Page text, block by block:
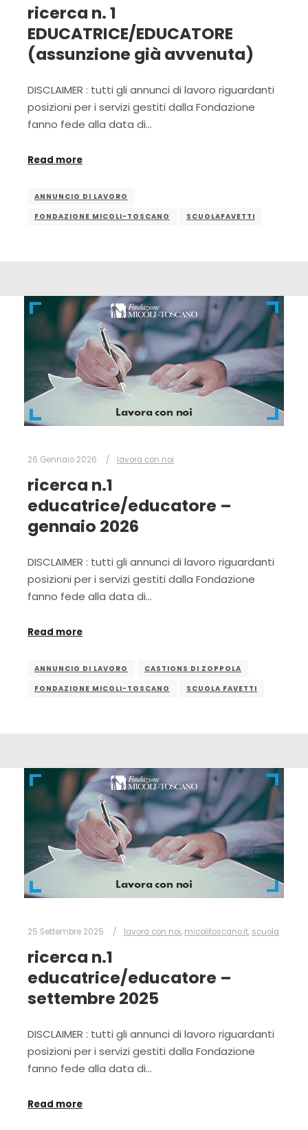
ricerca n. 1
EDUCATRICE/EDUCATORE
(assunzione già avvenuta)
DISCLAIMER : tutti gli annunci di lavoro riguardanti
posizioni per i servizi gestiti dalla Fondazione
fanno fede alla data di…
Read more
ANNUNCIO DI LAVORO
FONDAZIONE MICOLI-TOSCANO
SCUOLAFAVETTI
26 Gennaio 2026 lavora con noi
ricerca n.1
educatrice/educatore –
gennaio 2026
DISCLAIMER : tutti gli annunci di lavoro riguardanti
posizioni per i servizi gestiti dalla Fondazione
fanno fede alla data di…
Read more
ANNUNCIO DI LAVORO
CASTIONS DI ZOPPOLA
FONDAZIONE MICOLI-TOSCANO
SCUOLA FAVETTI
25 Settembre 2025 lavora con noi, micolitoscano.it, scuola
ricerca n.1
educatrice/educatore –
settembre 2025
DISCLAIMER : tutti gli annunci di lavoro riguardanti
posizioni per i servizi gestiti dalla Fondazione
fanno fede alla data di…
Read more